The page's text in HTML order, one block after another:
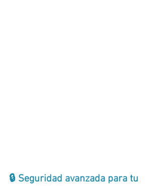
🔒 Seguridad avanzada para tu